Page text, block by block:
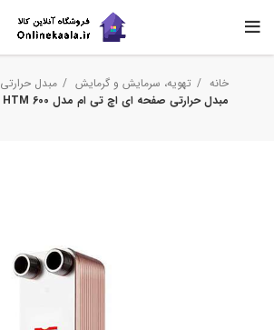
خانه تهویه، سرمایش و گرمایش
مبدل حرارتی
مبدل حرارتی صفحه ای اچ تی ام مدل HTM 600